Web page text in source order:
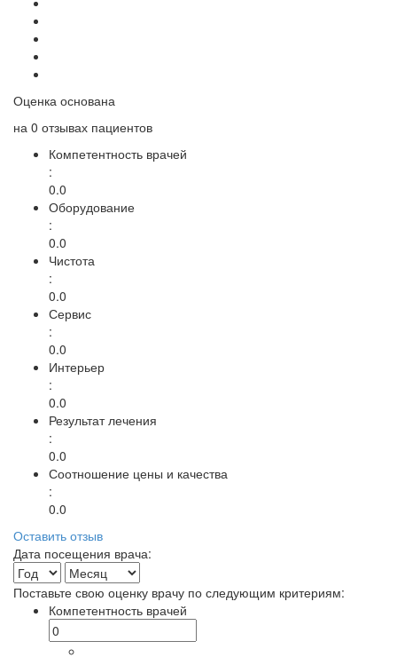
Оценка основана
на 0 отзывах пациентов
Компетентность врачей
:
0.0
Оборудование
:
0.0
Чистота
:
0.0
Сервис
:
0.0
Интерьер
:
0.0
Результат лечения
:
0.0
Соотношение цены и качества
:
0.0
Оставить отзыв
Дата посещения врача:
Поставьте свою оценку врачу по следующим критериям:
Компетентность врачей